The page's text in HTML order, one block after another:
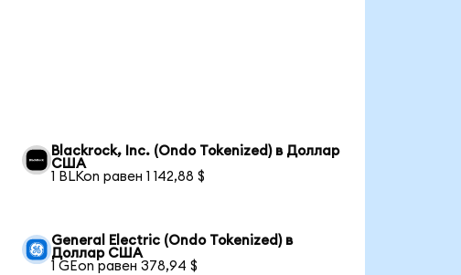
Blackrock, Inc. (Ondo Tokenized) в Доллар
США
1 BLKon равен 1 142,88 $
General Electric (Ondo Tokenized) в
Доллар США
1 GEon равен 378,94 $